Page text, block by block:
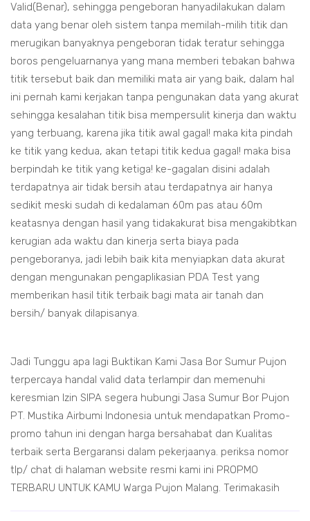
Valid(Benar), sehingga pengeboran hanyadilakukan dalam
data yang benar oleh sistem tanpa memilah-milih titik dan
merugikan banyaknya pengeboran tidak teratur sehingga
boros pengeluarnanya yang mana memberi tebakan bahwa
titik tersebut baik dan memiliki mata air yang baik, dalam hal
ini pernah kami kerjakan tanpa pengunakan data yang akurat
sehingga kesalahan titik bisa mempersulit kinerja dan waktu
yang terbuang, karena jika titik awal gagal! maka kita pindah
ke titik yang kedua, akan tetapi titik kedua gagal! maka bisa
berpindah ke titik yang ketiga! ke-gagalan disini adalah
terdapatnya air tidak bersih atau terdapatnya air hanya
sedikit meski sudah di kedalaman 60m pas atau 60m
keatasnya dengan hasil yang tidakakurat bisa mengakibtkan
kerugian ada waktu dan kinerja serta biaya pada
pengeboranya, jadi lebih baik kita menyiapkan data akurat
dengan mengunakan pengaplikasian PDA Test yang
memberikan hasil titik terbaik bagi mata air tanah dan
bersih/ banyak dilapisanya.
Jadi Tunggu apa lagi Buktikan Kami Jasa Bor Sumur Pujon
terpercaya handal valid data terlampir dan memenuhi
keresmian Izin SIPA segera hubungi Jasa Sumur Bor Pujon
PT. Mustika Airbumi Indonesia untuk mendapatkan Promo-
promo tahun ini dengan harga bersahabat dan Kualitas
terbaik serta Bergaransi dalam pekerjaanya. periksa nomor
tlp/ chat di halaman website resmi kami ini PROPMO
TERBARU UNTUK KAMU Warga Pujon Malang. Terimakasih